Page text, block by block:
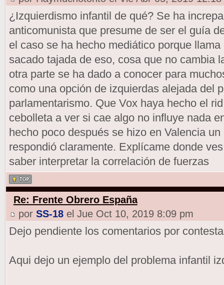
¿Izquierdismo infantil de qué? Se ha
anticomunista que presume de ser el guía
el caso se ha hecho mediático porque
sacado tajada de eso, cosa que no cambia
otra parte se ha dado a conocer para
como una opción de izquierdas alejada del
parlamentarismo. Que Vox haya hecho el
cebolleta a ver si cae algo no influye nada
hecho poco después se hizo en Valencia
respondió claramente. Explícame donde
saber interpretar la correlación de fuerzas
Re: Frente Obrero España
por SS-18el Jue Oct 10, 2019 8:09 pm
Dejo pendiente los comentarios por
Aqui dejo un ejemplo del problema infantil